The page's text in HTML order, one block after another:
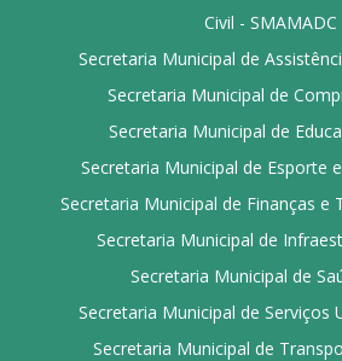
Civil - SMAMADC
Secretaria Municipal de
Secretaria Municipal de
Secretaria Municipal de
Secretaria Municipal de Esporte e
Secretaria Municipal de Finanças e
Secretaria Municipal de
Secretaria Municipal de
Secretaria Municipal de Serviços
Secretaria Municipal de